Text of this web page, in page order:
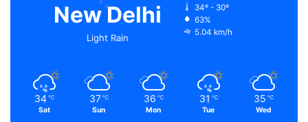
New Delhi
Light Rain
34º - 30º
63%
5.04 km/h
34 ℃
Sat
37 ℃
Sun
36 ℃
Mon
31 ℃
Tue
35 ℃
Wed